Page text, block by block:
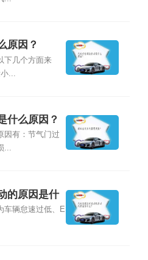
原因？
下几个方面来
...
什么原因？
因有：节气门过
...
的原因是什
车辆怠速过低、E